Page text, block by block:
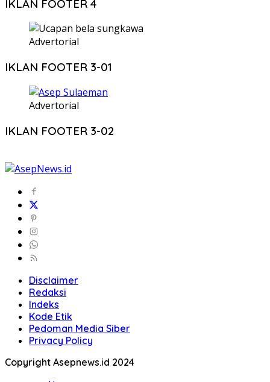
IKLAN FOOTER 4
Advertorial
IKLAN FOOTER 3-01
Advertorial
IKLAN FOOTER 3-02
Disclaimer
Redaksi
Indeks
Kode Etik
Pedoman Media Siber
Privacy Policy
Copyright Asepnews.id 2024